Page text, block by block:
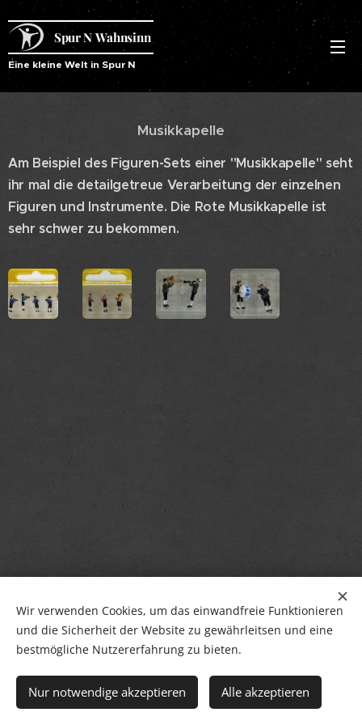
Spur N Wahnsinn
Eine kleine Welt in Spur N
Musikkapelle
Am Beispiel des Figuren-Sets einer "Musikkapelle" seht
ihr mal die detailgetreue Verarbeitung der einzelnen
Figuren und Instrumente. Die Rote Musikkapelle ist
sehr schwer zu bekommen.
Cookies
Wir verwenden Cookies, um das einwandfreie Funktionieren
und die Sicherheit der Website zu gewährleitsen und eine
bestmögliche Nutzererfahrung zu bieten.
Nur notwendige akzeptieren Alle akzeptieren